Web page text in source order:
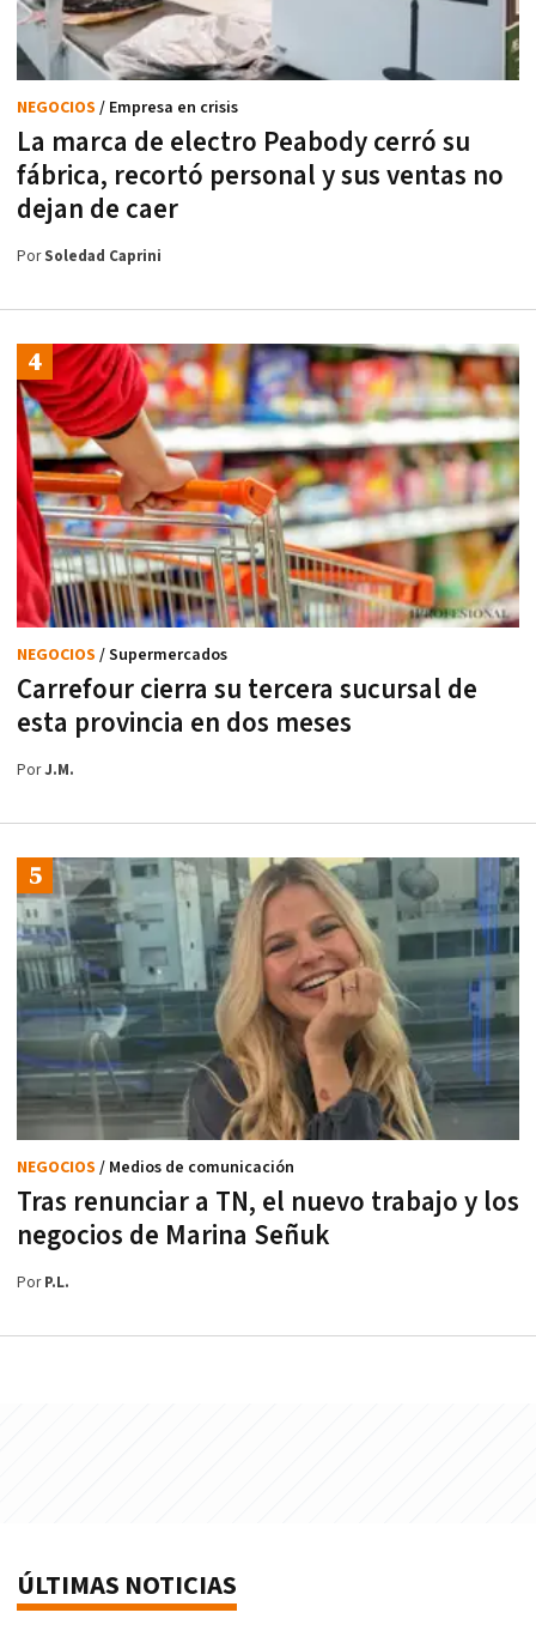
La marca de electro Peabody cerró su
fábrica, recortó personal y sus ventas no
dejan de caer
NEGOCIOS / Empresa en crisis
PorSoledad Caprini
Carrefour cierra su tercera sucursal de
esta provincia en dos meses
NEGOCIOS / Supermercados
PorJ.M.
Tras renunciar a TN, el nuevo trabajo y los
negocios de Marina Señuk
NEGOCIOS / Medios de comunicación
PorP.L.
ÚLTIMAS NOTICIAS